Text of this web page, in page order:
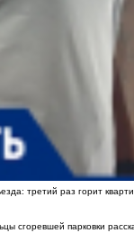
третий раз горит
сгоревшей парковки